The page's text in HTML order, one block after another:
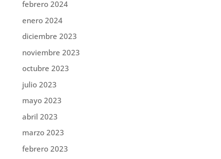
febrero 2024
enero 2024
diciembre 2023
noviembre 2023
octubre 2023
julio 2023
mayo 2023
abril 2023
marzo 2023
febrero 2023